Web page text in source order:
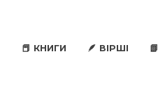
📕 КНИГИ 🪶 ВІРШІ